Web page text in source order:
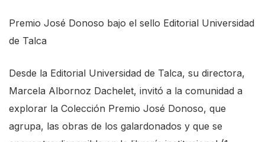
Premio José Donoso bajo el sello Editorial Universidad
de Talca
Desde la Editorial Universidad de Talca, su directora,
Marcela Albornoz Dachelet, invitó a la comunidad a
explorar la Colección Premio José Donoso, que
agrupa, las obras de los galardonados y que se